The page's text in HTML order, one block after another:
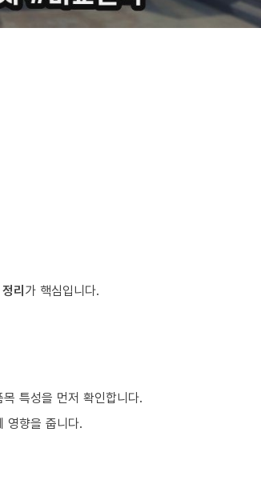
리가 핵심입니다.
특성을 먼저 확인합니다.
영향을 줍니다.